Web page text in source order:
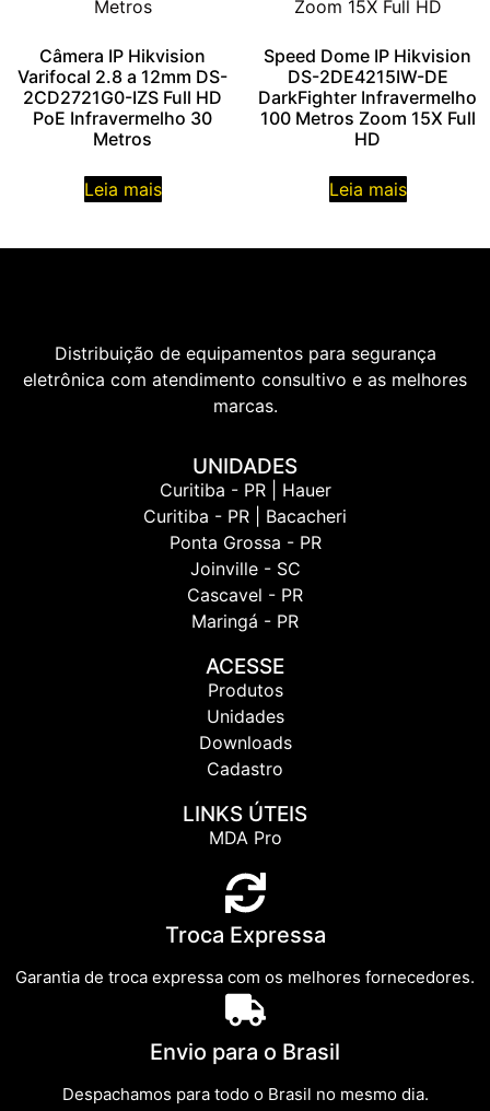
Câmera IP Hikvision
Varifocal 2.8 a 12mm DS-
2CD2721G0-IZS Full HD
PoE Infravermelho 30
Metros
Leia mais
Speed Dome IP Hikvision
DS-2DE4215IW-DE
DarkFighter Infravermelho
100 Metros Zoom 15X Full
HD
Leia mais
Distribuição de equipamentos para segurança
eletrônica com atendimento consultivo e as melhores
marcas.
UNIDADES
Curitiba - PR | Hauer
Curitiba - PR | Bacacheri
Ponta Grossa - PR
Joinville - SC
Cascavel - PR
Maringá - PR
ACESSE
Produtos
Unidades
Downloads
Cadastro
LINKS ÚTEIS
MDA Pro
Troca Expressa
Garantia de troca expressa com os melhores fornecedores.
Envio para o Brasil
Despachamos para todo o Brasil no mesmo dia.